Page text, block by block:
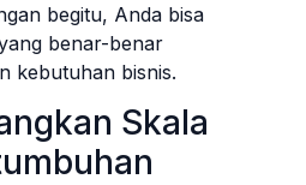
begitu, Anda bisa
benar-benar
kebutuhan bisnis.
Skala